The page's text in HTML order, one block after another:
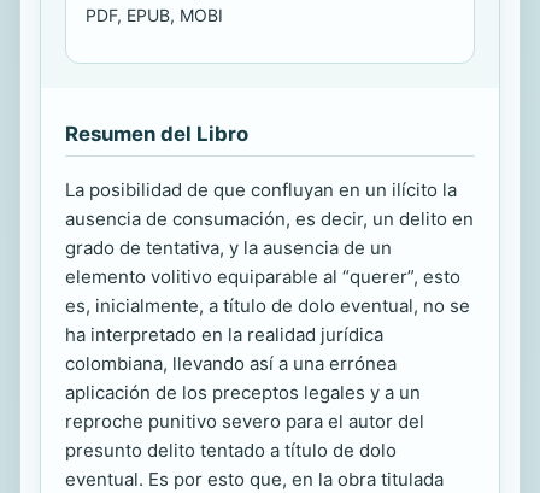
PDF, EPUB, MOBI
Resumen del Libro
La posibilidad de que confluyan en un ilícito la
ausencia de consumación, es decir, un delito en
grado de tentativa, y la ausencia de un
elemento volitivo equiparable al “querer”, esto
es, inicialmente, a título de dolo eventual, no se
ha interpretado en la realidad jurídica
colombiana, llevando así a una errónea
aplicación de los preceptos legales y a un
reproche punitivo severo para el autor del
presunto delito tentado a título de dolo
eventual. Es por esto que, en la obra titulada